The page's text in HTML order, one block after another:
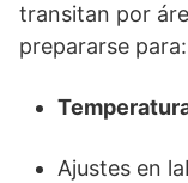
transitan por
prepararse para:
Ajustes en